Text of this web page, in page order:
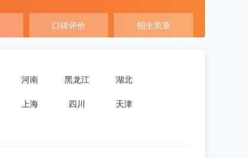
口碑评价 招生简章
河南 黑龙江 湖北
上海 四川 天津